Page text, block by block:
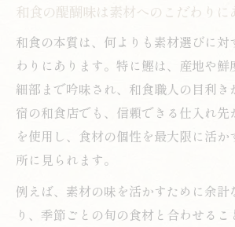
和食の醍醐味は素材へのこだわりに
和食の本質は、何よりも素材選びに
わりにあります。特に鰹は、産地や鮮
細部まで吟味され、和食職人の目利き
宿の和食店でも、信頼できる仕入れ先
を使用し、食材の個性を最大限に活
所に見られます。
例えば、素材の味を活かすために余計
り、季節ごとの旬の食材と合わせる